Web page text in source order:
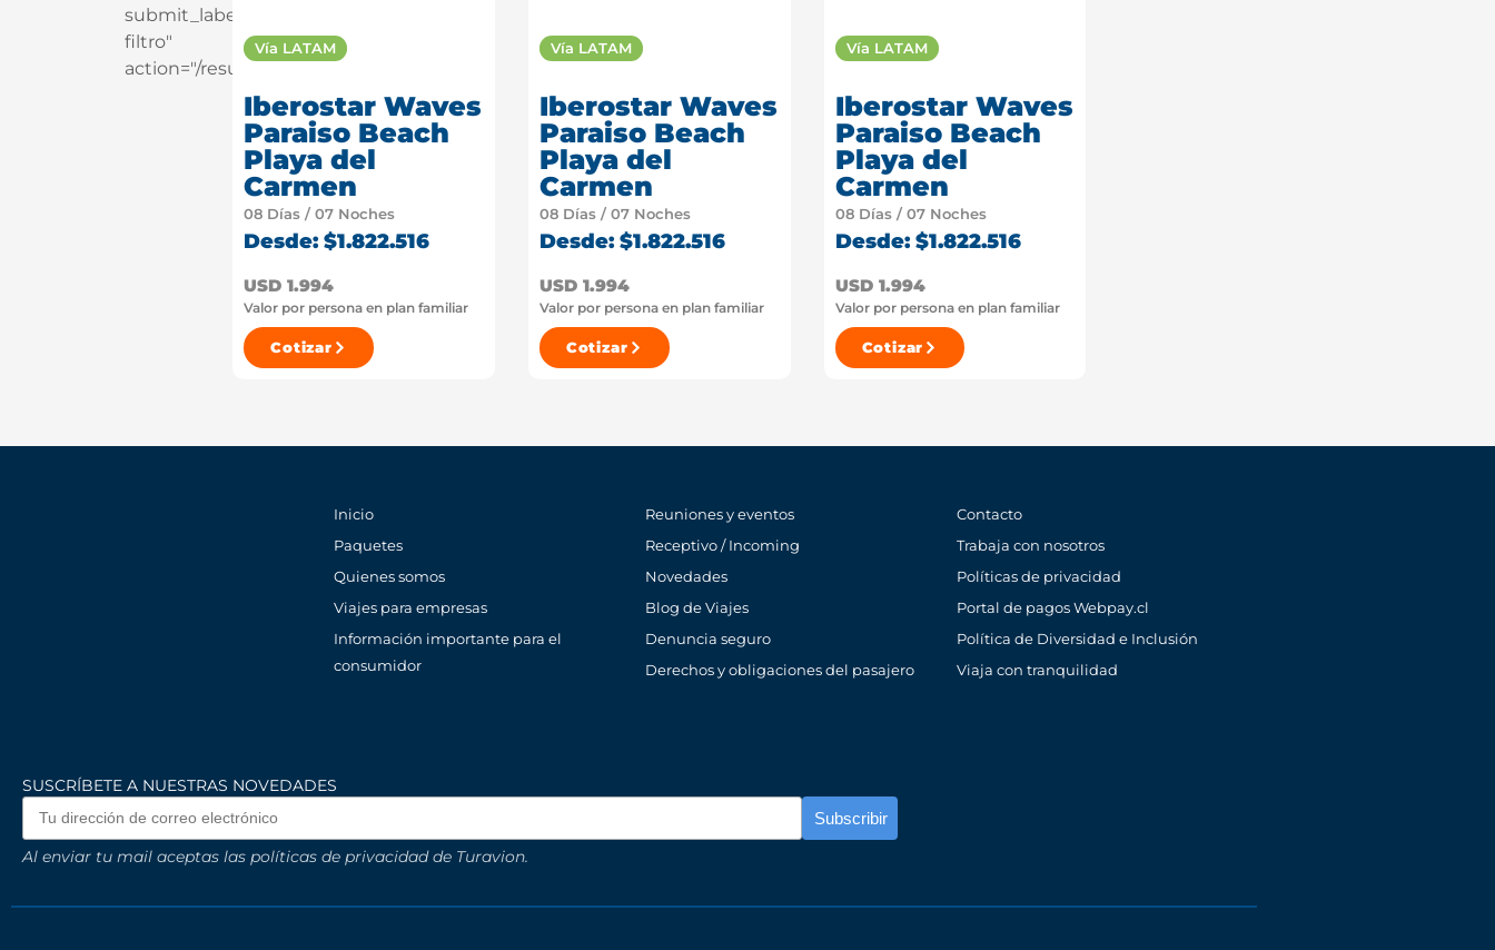
submit_label="Aplicar
filtro"
action="/resultados"]
Vía LATAM
Iberostar Waves
Paraiso Beach
Playa del
Carmen
08 Días / 07 Noches
Desde: $1.822.516
USD 1.994
Valor por persona en plan familiar
Cotizar
Vía LATAM
Iberostar Waves
Paraiso Beach
Playa del
Carmen
08 Días / 07 Noches
Desde: $1.822.516
USD 1.994
Valor por persona en plan familiar
Cotizar
Vía LATAM
Iberostar Waves
Paraiso Beach
Playa del
Carmen
08 Días / 07 Noches
Desde: $1.822.516
USD 1.994
Valor por persona en plan familiar
Cotizar
Inicio
Paquetes
Quienes somos
Viajes para empresas
Información importante para el
consumidor
Reuniones y eventos
Receptivo / Incoming
Novedades
Blog de Viajes
Denuncia seguro
Derechos y obligaciones del pasajero
Contacto
Trabaja con nosotros
Políticas de privacidad
Portal de pagos Webpay.cl
Política de Diversidad e Inclusión
Viaja con tranquilidad
SUSCRÍBETE A NUESTRAS NOVEDADES
Al enviar tu mail aceptas las políticas de privacidad de Turavion.